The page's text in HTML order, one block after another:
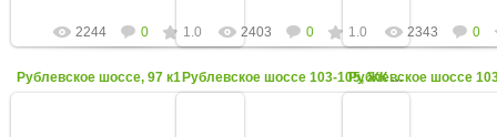
2244 0 1.0 2403 0 1.0 2343 0
Рублевское шоссе, 97 к1 Рублевское шоссе 103-105, ЖК Вандер Парк. Вечер